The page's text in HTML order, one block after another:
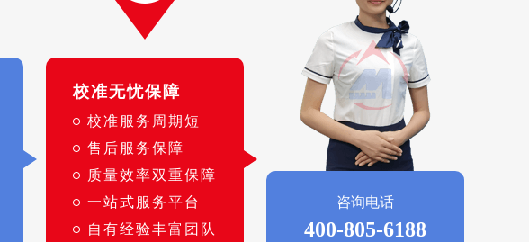
校准无忧保障
校准服务周期短
售后服务保障
质量效率双重保障
一站式服务平台
自有经验丰富团队
咨询电话
400-805-6188